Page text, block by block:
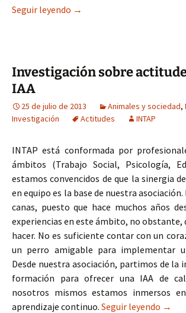
Seguir leyendo Nuevo artículo en la
→
Investigación sobre
IAA
25 de julio de 2013 Animales y sociedad,
Investigación
Actitudes INTAP
INTAP está conformada por
ámbitos (Trabajo Social, Psicología,
estamos convencidos de que la sinergia
en equipo es la base de nuestra asociación.
canas, puesto que hace muchos años
experiencias en este ámbito, no obstante,
hacer. No es suficiente contar con un
un perro amigable para implementar
Desde nuestra asociación, partimos de la
formación para ofrecer una IAA de
nosotros mismos estamos inmersos
aprendizaje continuo. Seguir leyendo →